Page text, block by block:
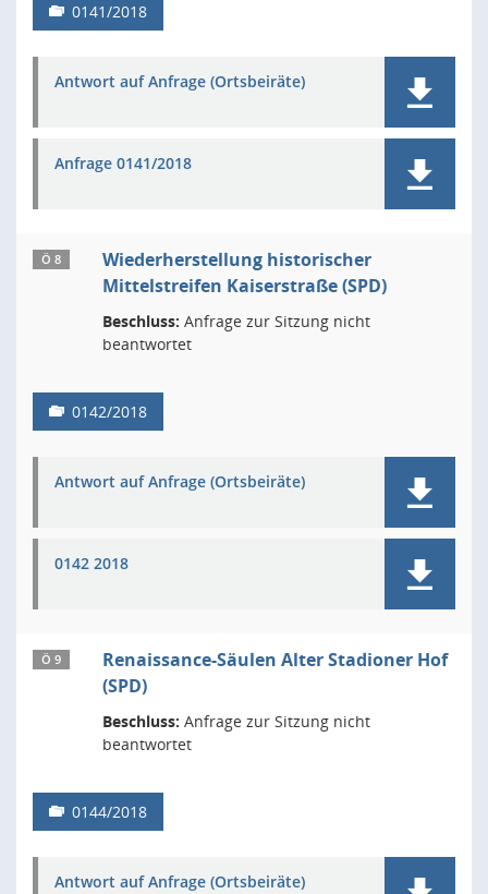
0141/2018
Antwort auf Anfrage (Ortsbeiräte)
Anfrage 0141/2018
Ö 8
Wiederherstellung historischer
Mittelstreifen Kaiserstraße (SPD)
Beschluss: Anfrage zur Sitzung nicht
beantwortet
0142/2018
Antwort auf Anfrage (Ortsbeiräte)
0142 2018
Ö 9
Renaissance-Säulen Alter Stadioner Hof
(SPD)
Beschluss: Anfrage zur Sitzung nicht
beantwortet
0144/2018
Antwort auf Anfrage (Ortsbeiräte)